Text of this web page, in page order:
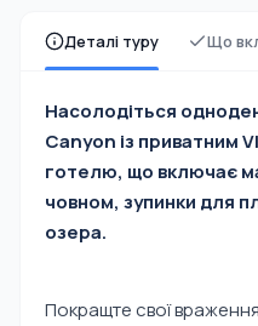
Деталі туру Що
Насолодіться
Canyon із приватним
готелю, що включає
човном, зупинки для
озера.
Покращте свої